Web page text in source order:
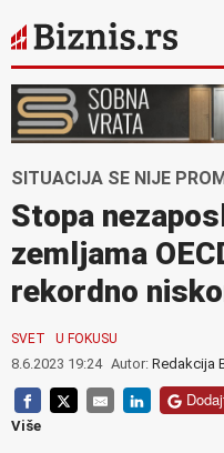
SITUACIJA SE NIJE
Stopa
zemljama
rekordno
SVET U FOKUSU
8.6.2023 19:24 Autor: Redakcija
Više